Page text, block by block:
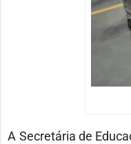
A Secretária de